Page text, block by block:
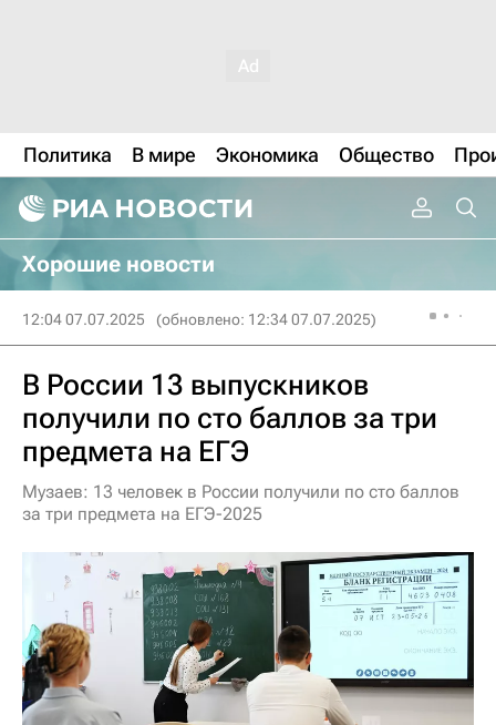
Политика В мире Экономика Общество
Хорошие новости
12:04 07.07.2025 (обновлено: 12:34 07.07.2025)
В России 13 выпускников
получили по сто баллов за три
предмета на ЕГЭ
Музаев: 13 человек в России получили по сто баллов
за три предмета на ЕГЭ-2025